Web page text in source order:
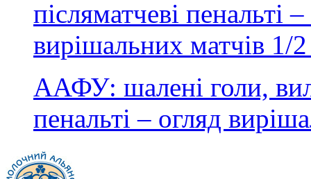
ААФУ: шалені голи,
пенальті – огляд